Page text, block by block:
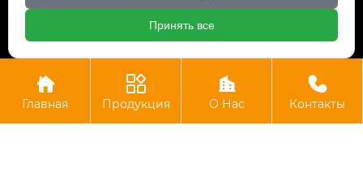
Авторское право©ООО Импорт и экспорт Уси Футао

Главная

Продукция

О Нас

Контакты
Принять все